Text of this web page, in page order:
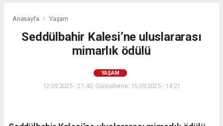
Anasayfa Yaşam
Seddülbahir Kalesi’ne uluslararası
mimarlık ödülü
YAŞAM
12.09.2025 - 21:40, Güncelleme: 15.09.2025 - 14:21